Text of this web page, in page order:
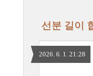
선분 길이
2026. 6. 1. 21:28